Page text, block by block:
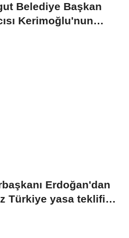
Belediye Başkan
Kerimoğlu'nun
Erdoğan'dan
Türkiye yasa teklifine